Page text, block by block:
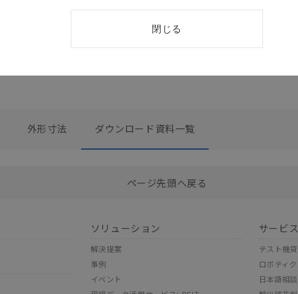
0 選択したファイルを一括ダウンロード
外形寸法 ダウンロード資料一覧
ページ先頭へ戻る
ソリューション
解決提案
事例
イベント
サービ
テスト機
ロボティ
日本語相
閉じる